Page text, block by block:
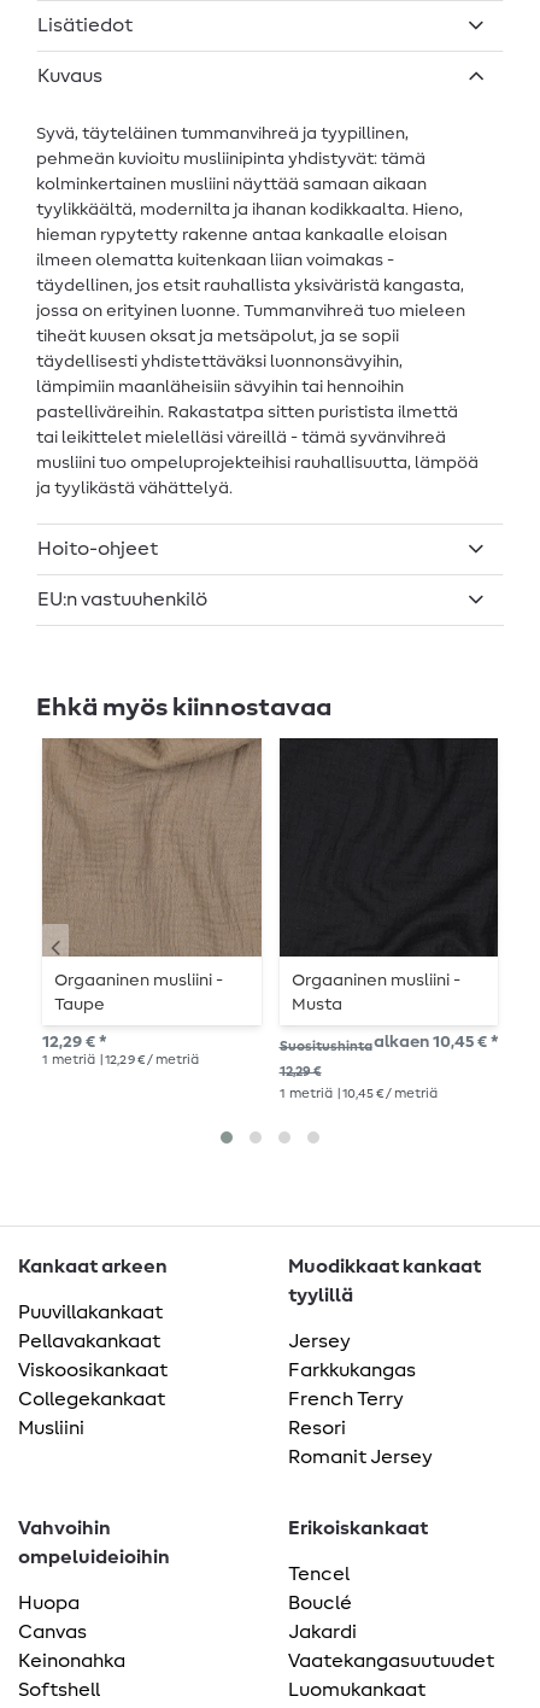
Lisätiedot
Kuvaus
Syvä, täyteläinen tummanvihreä ja tyypillinen,
pehmeän kuvioitu musliinipinta yhdistyvät: tämä
kolminkertainen musliini näyttää samaan aikaan
tyylikkäältä, modernilta ja ihanan kodikkaalta. Hieno,
hieman rypytetty rakenne antaa kankaalle eloisan
ilmeen olematta kuitenkaan liian voimakas -
täydellinen, jos etsit rauhallista yksiväristä kangasta,
jossa on erityinen luonne. Tummanvihreä tuo mieleen
tiheät kuusen oksat ja metsäpolut, ja se sopii
täydellisesti yhdistettäväksi luonnonsävyihin,
lämpimiin maanläheisiin sävyihin tai hennoihin
pastelliväreihin. Rakastatpa sitten puristista ilmettä
tai leikittelet mielelläsi väreillä - tämä syvänvihreä
musliini tuo ompeluprojekteihisi rauhallisuutta, lämpöä
ja tyylikästä vähättelyä.
Hoito-ohjeet
EU:n vastuuhenkilö
Ehkä myös kiinnostavaa
Orgaaninen musliini -
Taupe
12,29 € *
1 metriä | 12,29 € / metriä
Orgaaninen musliini -
Musta
Suositushinta
12,29 €
alkaen 10,45 € *
1 metriä | 10,45 € / metriä
Kankaat arkeen
Puuvillakankaat
Pellavakankaat
Viskoosikankaat
Collegekankaat
Musliini
Muodikkaat kankaat
tyylillä
Jersey
Farkkukangas
French Terry
Resori
Romanit Jersey
Vahvoihin
ompeluideioihin
Huopa
Canvas
Keinonahka
Softshell
Erikoiskankaat
Tencel
Bouclé
Jakardi
Vaatekangasuutuudet
Luomukankaat